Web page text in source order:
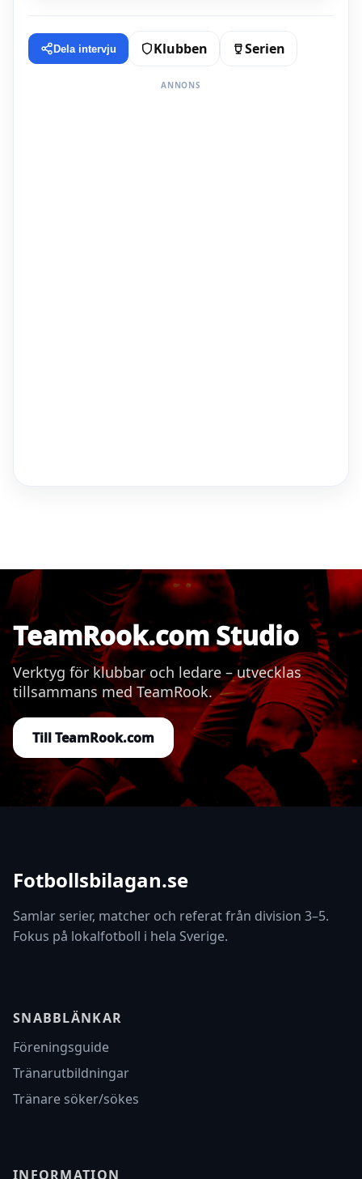
Dela intervju Klubben Serien
ANNONS
TeamRook.com Studio
Verktyg för klubbar och ledare – utvecklas
tillsammans med TeamRook.
Till TeamRook.com
Fotbollsbilagan.se
Samlar serier, matcher och referat från division 3–5.
Fokus på lokalfotboll i hela Sverige.
SNABBLÄNKAR
Föreningsguide
Tränarutbildningar
Tränare söker/sökes
INFORMATION